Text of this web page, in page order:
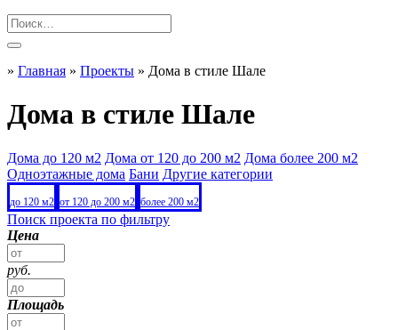
» Главная » Проекты » Дома в стиле Шале
Дома в стиле Шале
Дома до 120 м2 Дома от 120 до 200 м2 Дома более 200 м2
Одноэтажные дома Бани Другие категории
до 120 м2 от 120 до 200 м2 более 200 м2
Поиск проекта по фильтру
Цена
руб.
Площадь